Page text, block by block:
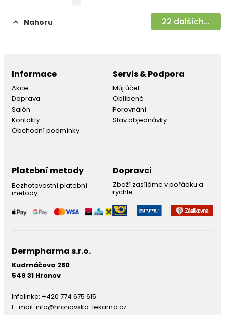
Nahoru 22 dalších...
Informace
Akce
Doprava
Salón
Kontakty
Obchodní podmínky
Servis & Podpora
Můj účet
Oblíbené
Porovnání
Stav objednávky
Platební metody
Bezhotovostní platební
metody
Dopravci
Zboží zasíláme v pořádku a
rychle
Dermpharma s.r.o.
Kudrnáčova 280
549 31 Hronov
Infolinka: +420 774 675 615
E-mail: info@hronovska-lekarna.cz